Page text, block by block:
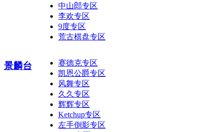
中山郎专区
李欢专区
9度专区
荒古棋盘专区
景麟台
赛德克专区
凯恩公爵专区
风舞专区
久久专区
辉辉专区
Ketchup专区
左手倒影专区